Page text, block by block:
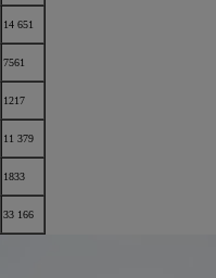
14 651
7561
1217
11 379
1833
33 166